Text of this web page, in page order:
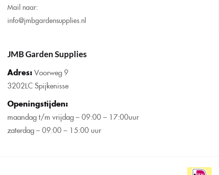
Mail naar:
info@jmbgardensupplies.nl
JMB Garden Supplies
Adres:Voorweg 9
3202LC Spijkenisse
Openingstijden:
maandag t/m vrijdag – 09:00 – 17:00uur
zaterdag – 09:00 – 15:00 uur